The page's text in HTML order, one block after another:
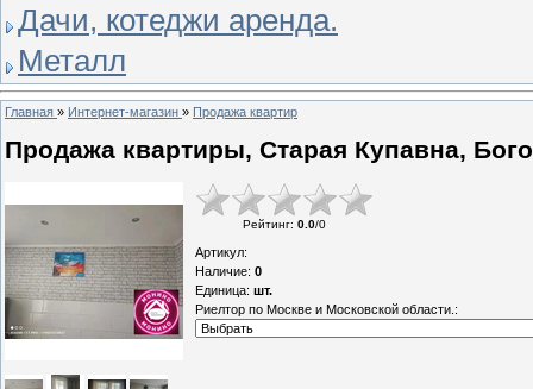
Дачи, котеджи аренда.
Металл
Главная » Интернет-магазин » Продажа квартир
Продажа квартиры, Старая Купавна,
Рейтинг: 0.0/0
Артикул:
Наличие: 0
Единица: шт.
Риелтор по Москве и Московской области.: